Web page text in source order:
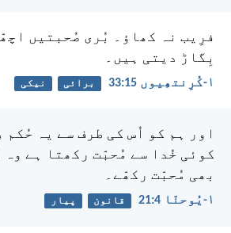
فرِیب نہ کھاؤ۔ بُری صُحبتیں
بِگاڑ دیتی ہیں۔
۱-کُرِنتھِیوں 15:‏33 برائی نیکی
اور ہم کو اُس کی طرف سے یہ حُکم
کوئی خُدا سے مُحبّت رکھتا ہے
بھی مُحبّت رکھّے۔
۱-یُوحنّا 4:‏21 قانون پیار